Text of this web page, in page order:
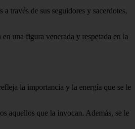
través de sus seguidores y sacerdotes,
una figura venerada y respetada en la
la importancia y la energía que se le
aquellos que la invocan. Además, se le